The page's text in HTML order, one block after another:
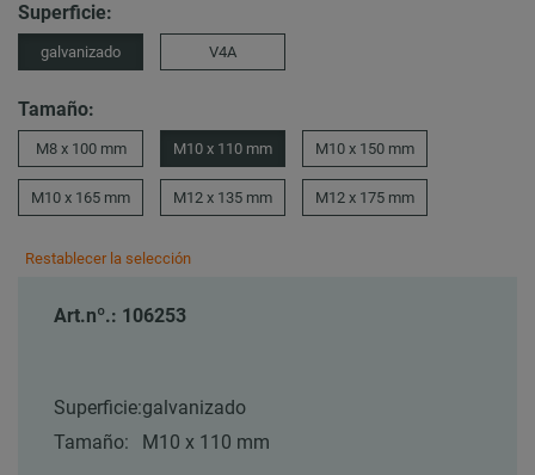
Superficie:
galvanizado V4A
Tamaño:
M8 x 100 mm M10 x 110 mm M10 x 150 mm
M10 x 165 mm M12 x 135 mm M12 x 175 mm
Restablecer la selección
Art.nº.: 106253
Superficie:galvanizado
Tamaño:
M10 x 110 mm